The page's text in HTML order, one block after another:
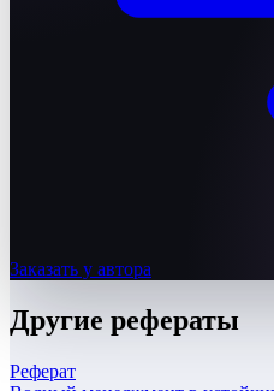
Заказать у автора
Другие рефераты
Реферат